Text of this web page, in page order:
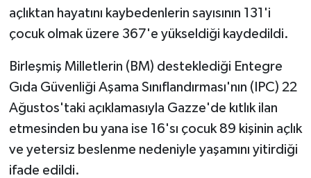
açlıktan hayatını kaybedenlerin sayısının 131'i
çocuk olmak üzere 367'e yükseldiği kaydedildi.
Birleşmiş Milletlerin (BM) desteklediği Entegre
Gıda Güvenliği Aşama Sınıflandırması'nın (IPC) 22
Ağustos'taki açıklamasıyla Gazze'de kıtlık ilan
etmesinden bu yana ise 16'sı çocuk 89 kişinin açlık
ve yetersiz beslenme nedeniyle yaşamını yitirdiği
ifade edildi.